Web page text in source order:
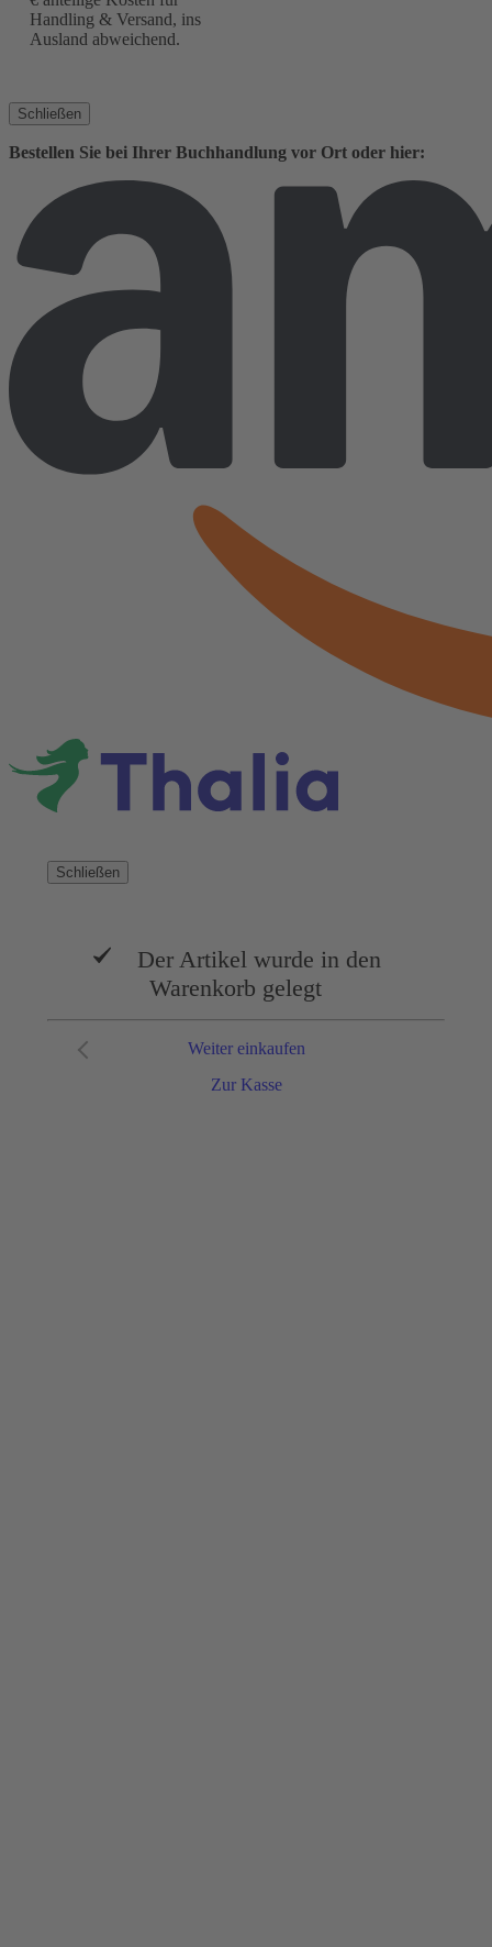
Handling & Versand, ins
Ausland abweichend.
Schließen
Bestellen Sie bei Ihrer Buchhandlung vor Ort oder hier:
Schließen
Der Artikel wurde in den
Warenkorb gelegt
Zur Kasse
Weiter einkaufen